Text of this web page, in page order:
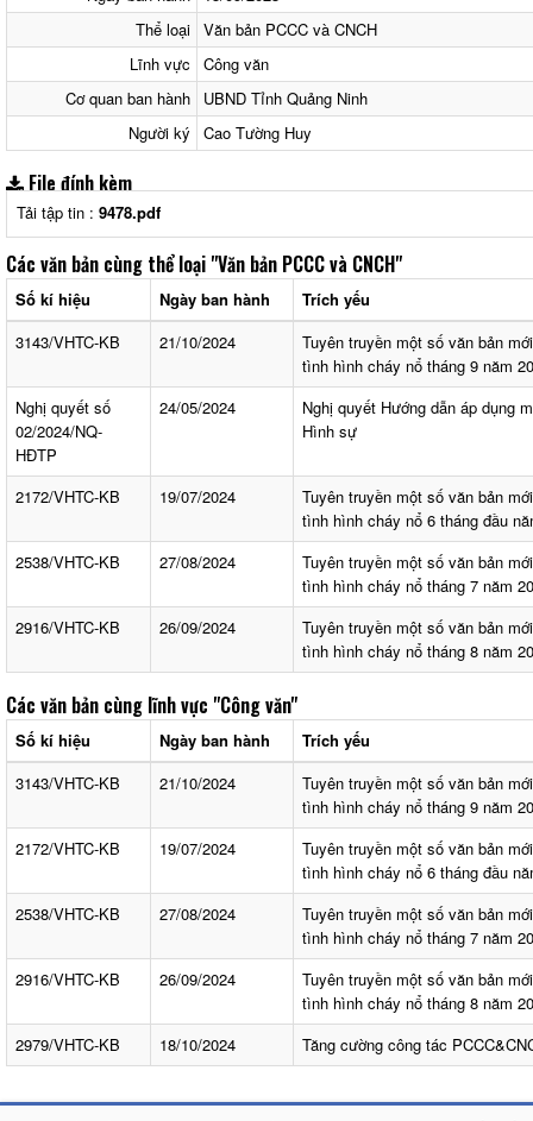
Thể loại Văn bản PCCC và CNCH
Lĩnh vực
Công văn
Cơ quan ban hành
UBND Tỉnh Quảng Ninh
Người ký
Cao Tường Huy
File đính kèm
Tải tập tin : 9478.pdf
Các văn bản cùng thể loại "Văn bản PCCC và CNCH"
Số kí hiệu Ngày ban hành
Trích yếu
3143/VHTC-KB
21/10/2024
Tuyên truyền một số văn bản
tình hình cháy nổ tháng 9 năm
Nghị quyết số
02/2024/NQ-
HĐTP
24/05/2024
Nghị quyết Hướng dẫn áp dụng
Hình sự
2172/VHTC-KB 19/07/2024
Tuyên truyền một số văn bản
tình hình cháy nổ 6 tháng đầu
2538/VHTC-KB
27/08/2024
Tuyên truyền một số văn bản
tình hình cháy nổ tháng 7 năm
2916/VHTC-KB
26/09/2024
Tuyên truyền một số văn bản
tình hình cháy nổ tháng 8 năm
Các văn bản cùng lĩnh vực "Công văn"
Số kí hiệu Ngày ban hành
Trích yếu
3143/VHTC-KB
21/10/2024
Tuyên truyền một số văn bản
tình hình cháy nổ tháng 9 năm
2172/VHTC-KB
19/07/2024
Tuyên truyền một số văn bản
tình hình cháy nổ 6 tháng đầu
2538/VHTC-KB
27/08/2024
Tuyên truyền một số văn bản
tình hình cháy nổ tháng 7 năm
2916/VHTC-KB
26/09/2024
Tuyên truyền một số văn bản
tình hình cháy nổ tháng 8 năm
2979/VHTC-KB
18/10/2024 Tăng cường công tác